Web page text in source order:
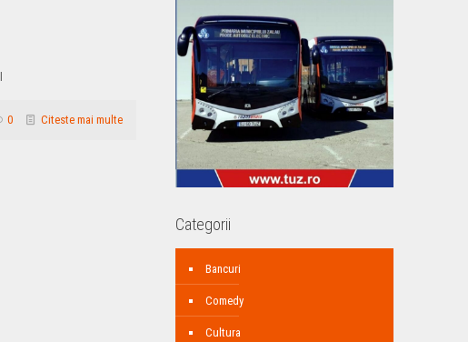
0 Citeste mai multe
Categorii
Bancuri
Comedy
Cultura